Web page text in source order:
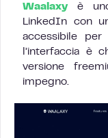
Waalaxyè uno
LinkedIn con
accessibile
l’interfaccia è
versione
impegno.